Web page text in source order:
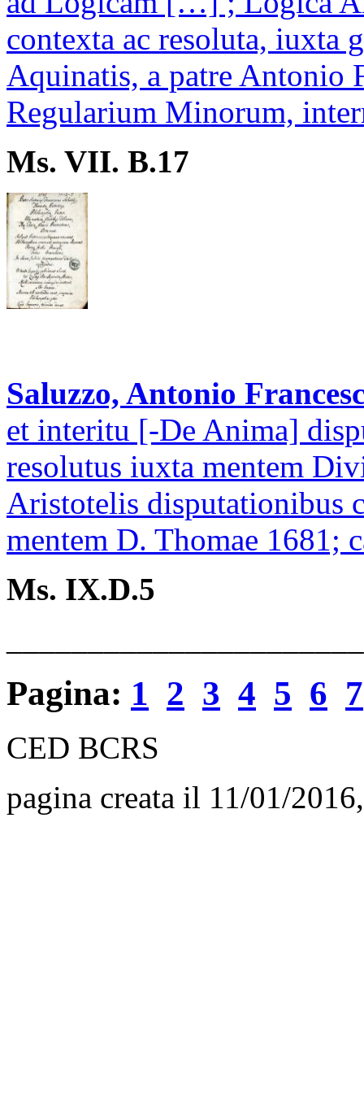
contexta ac resoluta, iuxta
Aquinatis, a patre Antonio
Regularium Minorum,
Ms. VII. B.17
Saluzzo, Antonio
et interitu [-De Anima]
resolutus iuxta mentem
Aristotelis disputationibus
mentem D. Thomae 1681;
Ms. IX.D.5
Pagina: 1 2 3 4 5 6 7
CED BCRS
pagina creata il 11/01/